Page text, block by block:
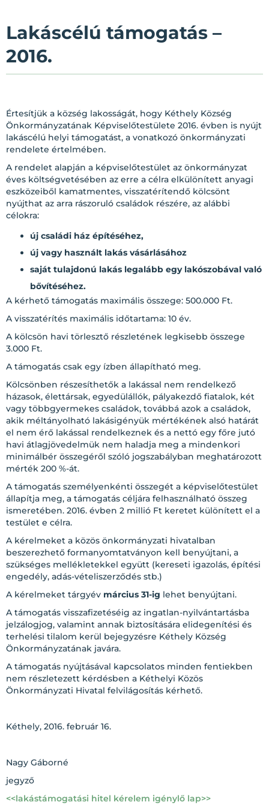
Lakáscélú támogatás –
2016.
Értesítjük a község lakosságát, hogy Kéthely Község
Önkormányzatának Képviselőtestülete 2016. évben is nyújt
lakáscélú helyi támogatást, a vonatkozó önkormányzati
rendelete értelmében.
A rendelet alapján a képviselőtestület az önkormányzat
éves költségvetésében az erre a célra elkülönített anyagi
eszközeiből kamatmentes, visszatérítendő kölcsönt
nyújthat az arra rászoruló családok részére, az alábbi
célokra:
új családi ház építéséhez,
új vagy használt lakás vásárlásához
saját tulajdonú lakás legalább egy lakószobával való
bővítéséhez.
A kérhető támogatás maximális összege: 500.000 Ft.
A visszatérítés maximális időtartama: 10 év.
A kölcsön havi törlesztő részletének legkisebb összege
3.000 Ft.
A támogatás csak egy ízben állapítható meg.
Kölcsönben részesíthetők a lakással nem rendelkező
házasok, élettársak, egyedülállók, pályakezdő fiatalok, két
vagy többgyermekes családok, továbbá azok a családok,
akik méltányolható lakásigényük mértékének alsó határát
el nem érő lakással rendelkeznek és a nettó egy főre jutó
havi átlagjövedelmük nem haladja meg a mindenkori
minimálbér összegéről szóló jogszabályban meghatározott
mérték 200 %-át.
A támogatás személyenkénti összegét a képviselőtestület
állapítja meg, a támogatás céljára felhasználható összeg
ismeretében. 2016. évben 2 millió Ft keretet különített el a
testület e célra.
A kérelmeket a közös önkormányzati hivatalban
beszerezhető formanyomtatványon kell benyújtani, a
szükséges mellékletekkel együtt (kereseti igazolás, építési
engedély, adás-vételiszerződés stb.)
A kérelmeket tárgyév március 31-ig lehet benyújtani.
A támogatás visszafizetéséig az ingatlan-nyilvántartásba
jelzálogjog, valamint annak biztosítására elidegenítési és
terhelési tilalom kerül bejegyzésre Kéthely Község
Önkormányzatának javára.
A támogatás nyújtásával kapcsolatos minden fentiekben
nem részletezett kérdésben a Kéthelyi Közös
Önkormányzati Hivatal felvilágosítás kérhető.
Kéthely, 2016. február 16.
Nagy Gáborné
jegyző
<<lakástámogatási hitel kérelem igénylő lap>>